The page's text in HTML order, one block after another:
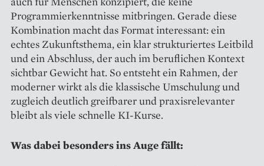
Programmierkenntnisse mitbringen. Gerade diese
Kombination macht das Format interessant: ein
echtes Zukunftsthema, ein klar strukturiertes Leitbild
und ein Abschluss, der auch im beruflichen Kontext
sichtbar Gewicht hat. So entsteht ein Rahmen, der
moderner wirkt als die klassische Umschulung und
zugleich deutlich greifbarer und praxisrelevanter
bleibt als viele schnelle KI-Kurse.
Was dabei besonders ins Auge fällt: